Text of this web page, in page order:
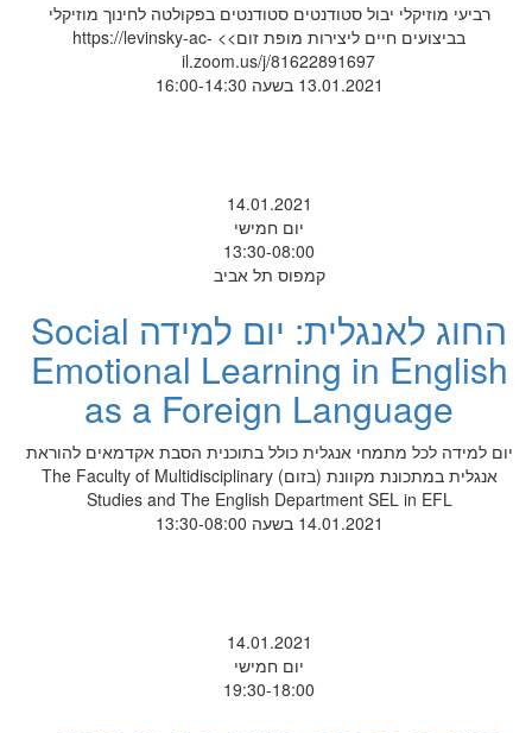
רביעי מוזיקלי יבול סטודנטים סטודנטים בפקולטה לחינוך מוזיקלי
בביצועים חיים ליצירות מופת זום>> https://levinsky-ac-
il.zoom.us/j/81622891697
13.01.2021 בשעה 16:00-14:30
14.01.2021
יום חמישי
13:30-08:00
קמפוס תל אביב
החוג לאנגלית: יום למידה Social
Emotional Learning in English
as a Foreign Language
יום למידה לכל מתמחי אנגלית כולל בתוכנית הסבת אקדמאים להוראת
אנגלית במתכונת מקוונת (בזום) The Faculty of Multidisciplinary
Studies and The English Department SEL in EFL
14.01.2021 בשעה 13:30-08:00
14.01.2021
יום חמישי
19:30-18:00